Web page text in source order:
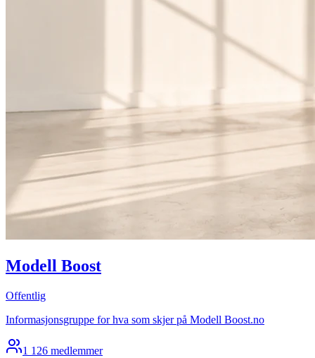
Modell Boost
Offentlig
Informasjonsgruppe for hva som skjer på Modell Boost.no
1 126 medlemmer